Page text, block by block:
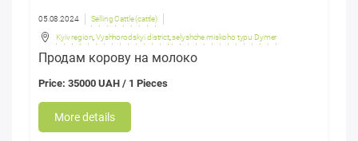
05.08.2024 Selling Cattle (cattle)
Kyiv region ,Vyshhorodskyi district,selyshche miskoho typu Dymer
Продам корову на молоко
Price: 35000 UAH / 1 Pieces
More details